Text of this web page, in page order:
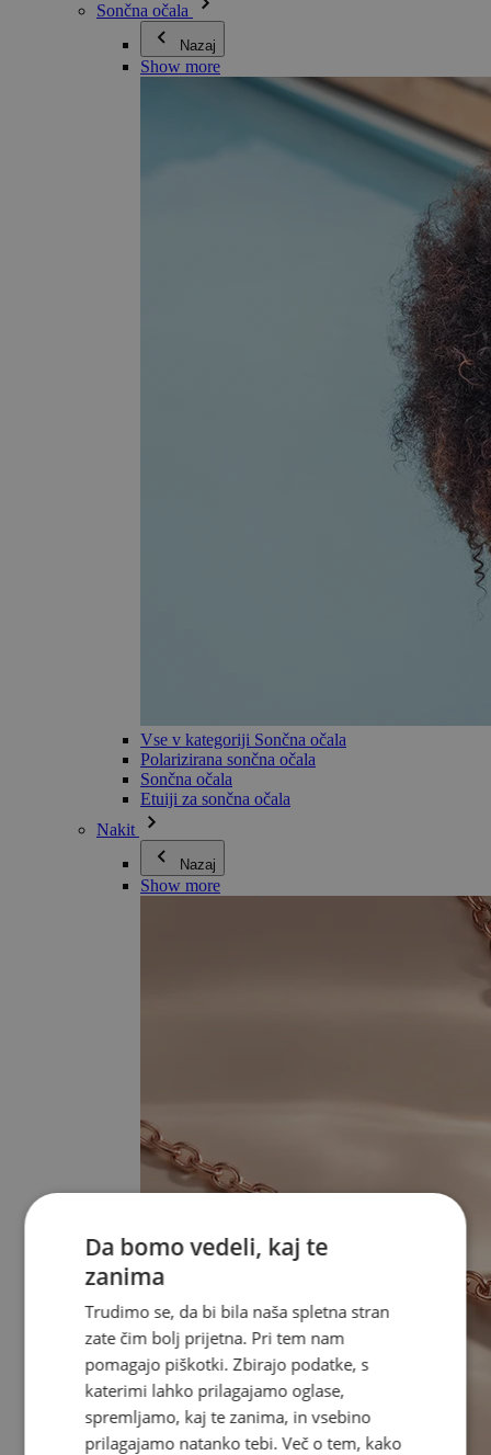
Sončna očala
Nazaj
Show more
Vse v kategoriji Sončna očala
Polarizirana sončna očala
Sončna očala
Etuiji za sončna očala
Nakit
Nazaj
Show more
Da bomo vedeli, kaj te
zanima
Trudimo se, da bi bila naša spletna stran
zate čim bolj prijetna. Pri tem nam
pomagajo piškotki. Zbirajo podatke, s
katerimi lahko prilagajamo oglase,
spremljamo, kaj te zanima, in vsebino
prilagajamo natanko tebi. Več o tem, kako